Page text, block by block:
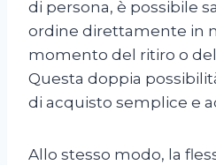
di persona, è possibile
ordine direttamente in
momento del ritiro o
Questa doppia
di acquisto semplice e
Allo stesso modo, la